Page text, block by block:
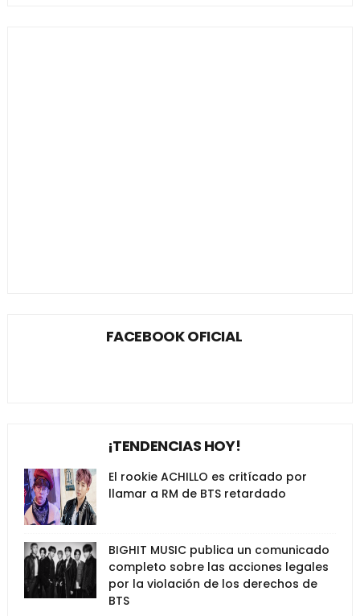
FACEBOOK OFICIAL
¡TENDENCIAS HOY!
El rookie ACHILLO es critícado por
llamar a RM de BTS retardado
BIGHIT MUSIC publica un comunicado
completo sobre las acciones legales
por la violación de los derechos de
BTS